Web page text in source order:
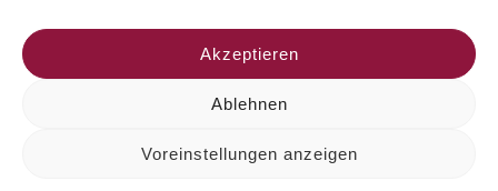
Akzeptieren
Ablehnen
Voreinstellungen anzeigen